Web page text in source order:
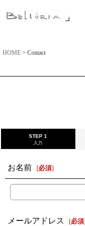
HOME > Contact
STEP 1
入力
お名前 [必須]
メールアドレス [必須]